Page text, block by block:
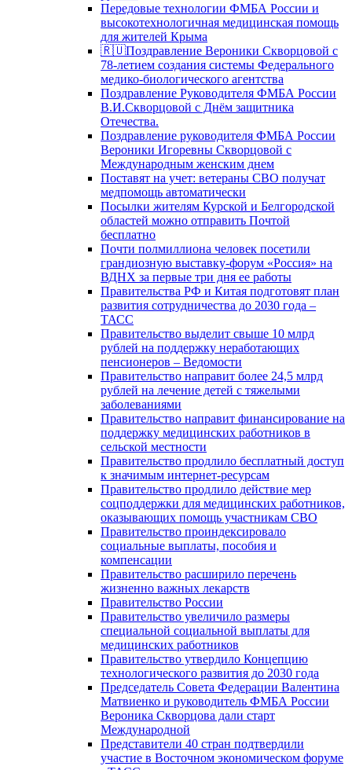
Передовые технологии ФМБА России и
высокотехнологичная медицинская помощь
для жителей Крыма
🇷🇺Поздравление Вероники Скворцовой с
78-летием создания системы Федерального
медико-биологического агентства
Поздравление Руководителя ФМБА России
В.И.Скворцовой с Днём защитника
Отечества.
Поздравление руководителя ФМБА России
Вероники Игоревны Скворцовой с
Международным женским днем
Поставят на учет: ветераны СВО получат
медпомощь автоматически
Посылки жителям Курской и Белгородской
областей можно отправить Почтой
бесплатно
Почти полмиллиона человек посетили
грандиозную выставку-форум «Россия» на
ВДНХ за первые три дня ее работы
Правительства РФ и Китая подготовят план
развития сотрудничества до 2030 года –
ТАСС
Правительство выделит свыше 10 млрд
рублей на поддержку неработающих
пенсионеров – Ведомости
Правительство направит более 24,5 млрд
рублей на лечение детей с тяжелыми
заболеваниями
Правительство направит финансирование на
поддержку медицинских работников в
сельской местности
Правительство продлило бесплатный доступ
к значимым интернет-ресурсам
Правительство продлило действие мер
соцподдержки для медицинских работников,
оказывающих помощь участникам СВО
Правительство проиндексировало
социальные выплаты, пособия и
компенсации
Правительство расширило перечень
жизненно важных лекарств
Правительство России
Правительство увеличило размеры
специальной социальной выплаты для
медицинских работников
Правительство утвердило Концепцию
технологического развития до 2030 года
Председатель Совета Федерации Валентина
Матвиенко и руководитель ФМБА России
Вероника Скворцова дали старт
Международной
Представители 40 стран подтвердили
участие в Восточном экономическом форуме